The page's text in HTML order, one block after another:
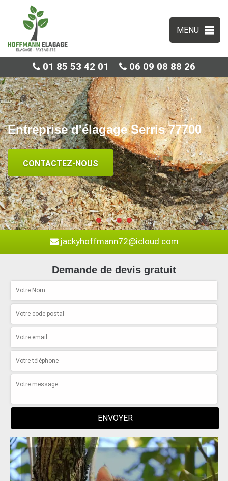
MENU
01 85 53 42 01 06 09 08 88 26
Entreprise d'élagage Serris 77700
CONTACTEZ-NOUS
jackyhoffmann72@icloud.com
Demande de devis gratuit